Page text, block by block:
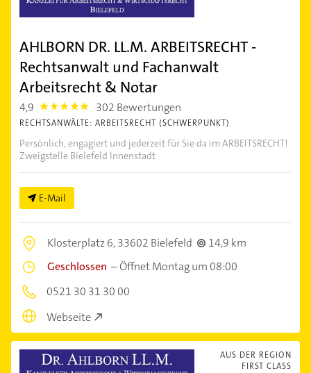
AHLBORN DR. LL.M. ARBEITSRECHT -
Rechtsanwalt und Fachanwalt
Arbeitsrecht & Notar
4,9 4.9 302 Bewertungen
RECHTSANWÄLTE: ARBEITSRECHT (SCHWERPUNKT)
Persönlich, engagiert und jederzeit für Sie da im ARBEITSRECHT!
Zweigstelle Bielefeld Innenstadt
E-Mail
Klosterplatz 6,33602 Bielefeld
14,9 km
Geschlossen –Öffnet Montag um 08:00
0521 30 31 30 00
Webseite
AUS DER REGION
FIRST CLASS